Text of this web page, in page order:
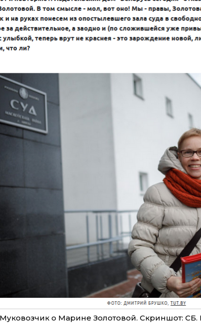
о Марине Золотовой. Скриншот: CБ.